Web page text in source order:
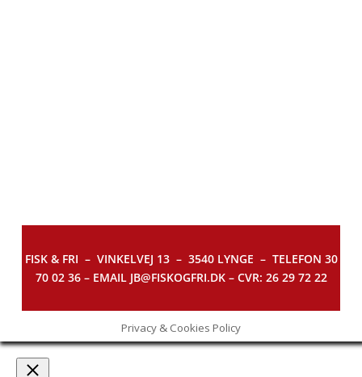
FISK & FRI – VINKELVEJ 13 – 3540 LYNGE – TELEFON 30
70 02 36 – EMAIL JB@FISKOGFRI.DK – CVR: 26 29 72 22
Privacy & Cookies Policy